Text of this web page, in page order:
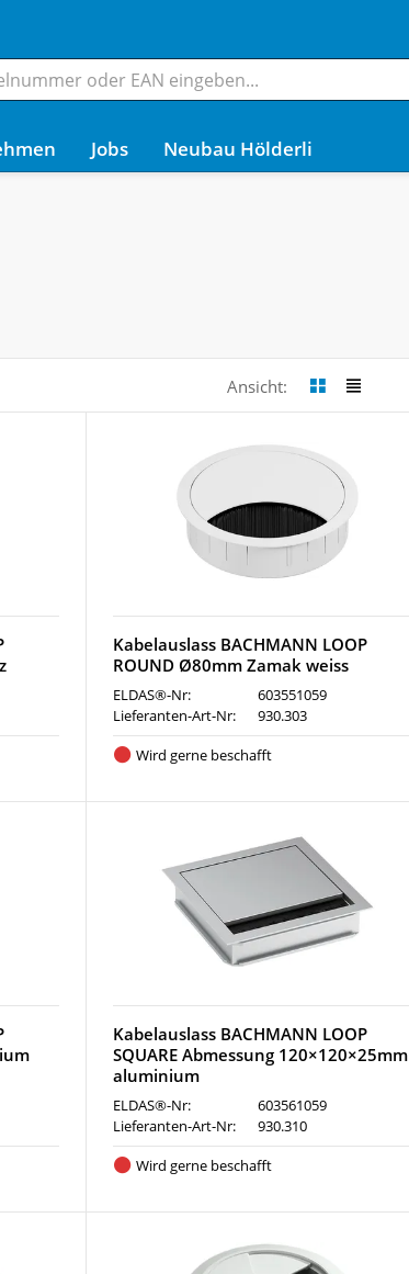
Jobs Neubau Hölderli
Ansicht:
Kabelauslass BACHMANN LOOP
ROUND Ø80mm Zamak weiss
ELDAS®-Nr:
603551059
Lieferanten-Art-Nr:
930.303
Wird gerne beschafft
Kabelauslass BACHMANN LOOP
SQUARE Abmessung 120×120×25mm
aluminium
ELDAS®-Nr:
603561059
Lieferanten-Art-Nr:
930.310
Wird gerne beschafft